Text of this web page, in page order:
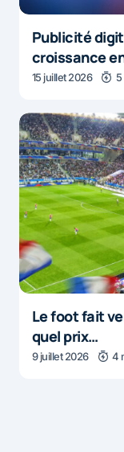
Publicité
croissance
15 juillet 2026
Le foot fait
quel prix…
9 juillet 2026 4